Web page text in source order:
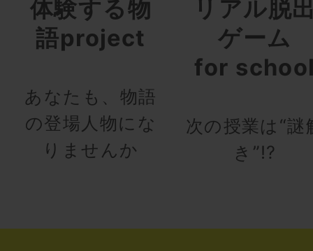
体験する物
語project
あなたも、物語
の登場人物にな
りませんか
リアル脱
ゲーム
for
次の授業は“謎
き”!?